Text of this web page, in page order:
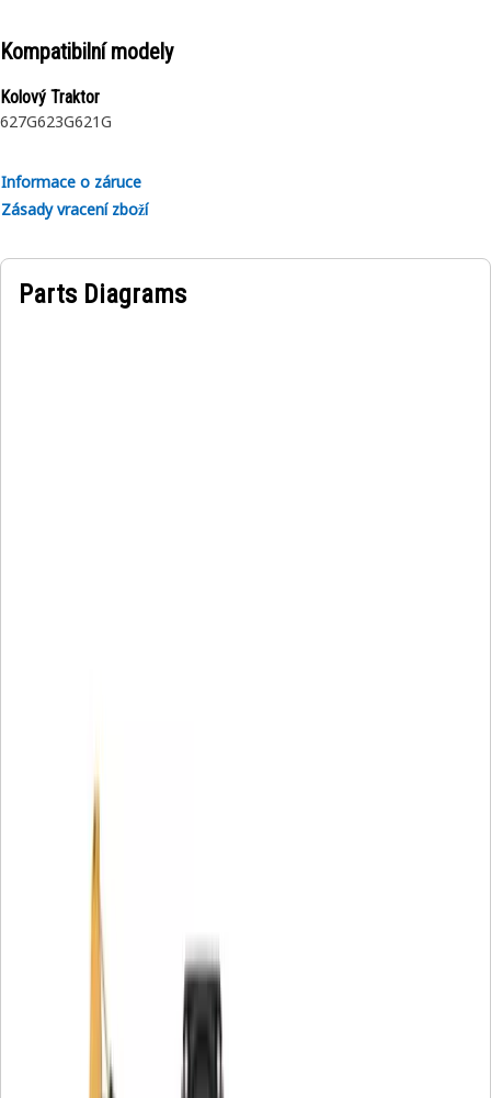
Kompatibilní modely
Kolový Traktor
627G623G621G
Informace o záruce
Zásady vracení zboží
Parts Diagrams